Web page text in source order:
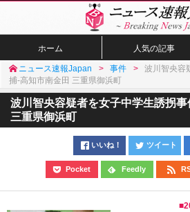
ホーム 人気の記事
ニュース速報Japan 事件
波川智央容
捕-高知市南金田 三重県御浜町
波川智央容疑者を女子中学生誘拐
三重県御浜町
いいね！ ツイート
Pocket Feedly
■